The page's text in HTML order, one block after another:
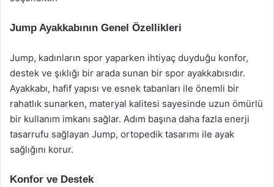
Jump Ayakkabının Genel Özellikleri
Jump, kadınların spor yaparken ihtiyaç duyduğu konfor,
destek ve şıklığı bir arada sunan bir spor ayakkabısıdır.
Ayakkabı, hafif yapısı ve esnek tabanları ile önemli bir
rahatlık sunarken, materyal kalitesi sayesinde uzun ömürlü
bir kullanım imkanı sağlar. Adım başına daha fazla enerji
tasarrufu sağlayan Jump, ortopedik tasarımı ile ayak
sağlığını korur.
Konfor ve Destek